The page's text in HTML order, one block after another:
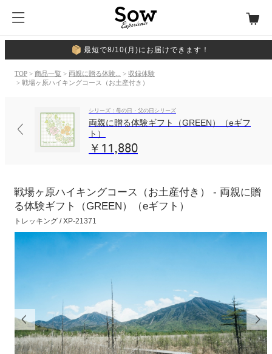
最短で8/10(月)にお届けできます！
TOP > 商品一覧 > 両親に贈る体験... > 収録体験
> 戦場ヶ原ハイキングコース（お土産付き）
シリーズ：母の日・父の日シリーズ
両親に贈る体験ギフト（GREEN）（eギフ
ト）
￥11,880
戦場ヶ原ハイキングコース（お土産付き） - 両親に贈
る体験ギフト（GREEN）（eギフト）
トレッキング / XP-21371